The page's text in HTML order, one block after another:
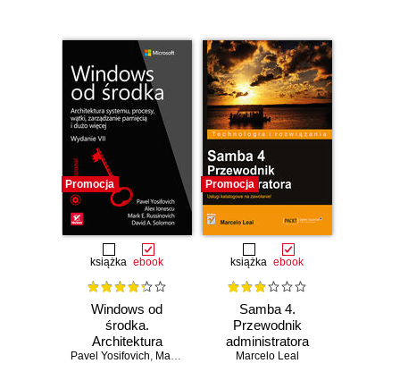
Promocja
książka ebook
Windows od
środka.
Architektura
systemu, procesy,
Pavel Yosifovich, Mark Russinovich ,David Solomon
Promocja
książka ebook
Samba 4.
Przewodnik
administratora
Marcelo Leal